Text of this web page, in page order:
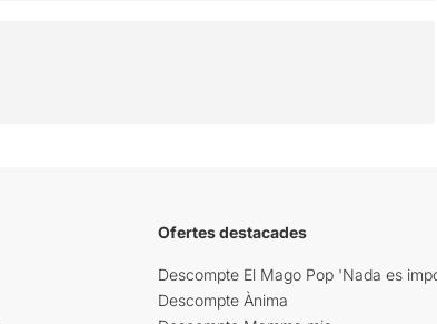
Ofertes destacades
Descompte El Mago Pop 'Nada es
Descompte Ànima